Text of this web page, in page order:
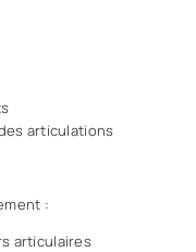
articulations
:
articulaires